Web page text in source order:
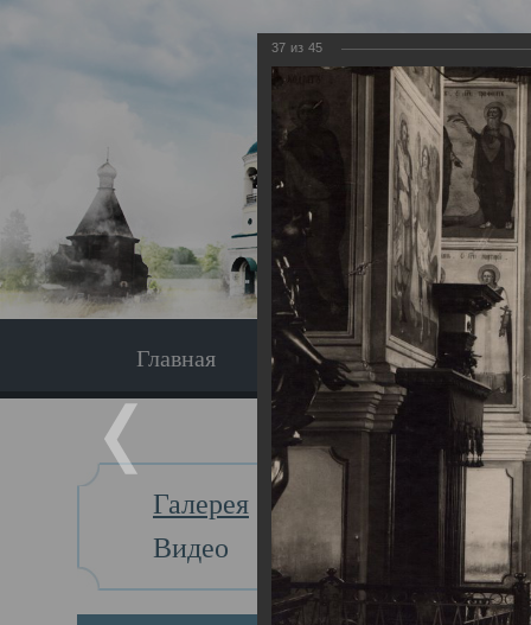
Главная Экскурсия
Галерея
Видео
Главная
37 из 45